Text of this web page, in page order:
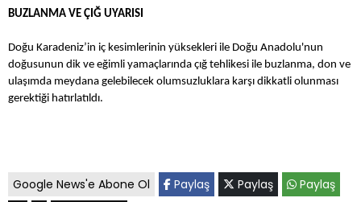
BUZLANMA VE ÇIĞ UYARISI
Doğu Karadeniz’in iç kesimlerinin yüksekleri ile Doğu Anadolu'nun
doğusunun dik ve eğimli yamaçlarında çığ tehlikesi ile buzlanma, don ve
ulaşımda meydana gelebilecek olumsuzluklara karşı dikkatli olunması
gerektiği hatırlatıldı.
Google News'e Abone Ol Paylaş Paylaş Paylaş